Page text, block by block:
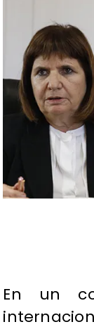
En un